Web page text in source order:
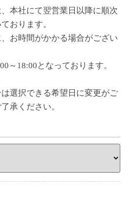
本社にて翌営業日以降に順次
おります。
お時間がかかる場合がござい
～18:00となっております。
選択できる希望日に変更がご
承ください。